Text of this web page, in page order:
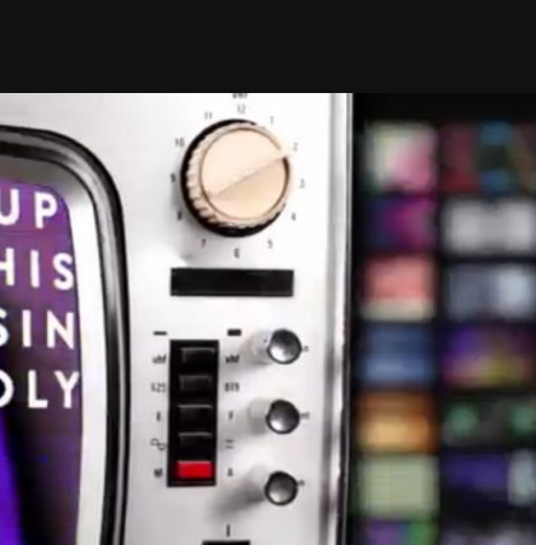
Taylor Swift officieel getrouwd met Travis
Kelce
1 month ago